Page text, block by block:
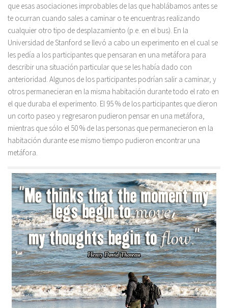
que esas asociaciones improbables de las que hablábamos antes se
te ocurran cuando sales a caminar o te encuentras realizando
cualquier otro tipo de desplazamiento (p.e. en el bus). En la
Universidad de Stanford se llevó a cabo un experimento en el cual se
les pedía a los participantes que pensaran en una metáfora para
describir una situación particular que se les había dado con
anterioridad. Algunos de los participantes podrían salir a caminar, y
otros permanecieran en la misma habitación durante todo el rato en
el que duraba el experimento. El 95 % de los participantes que dieron
un corto paseo y regresaron pudieron pensar en una metáfora,
mientras que sólo el 50 % de las personas que permanecieron en la
habitación durante ese mismo tiempo pudieron encontrar una
metáfora.